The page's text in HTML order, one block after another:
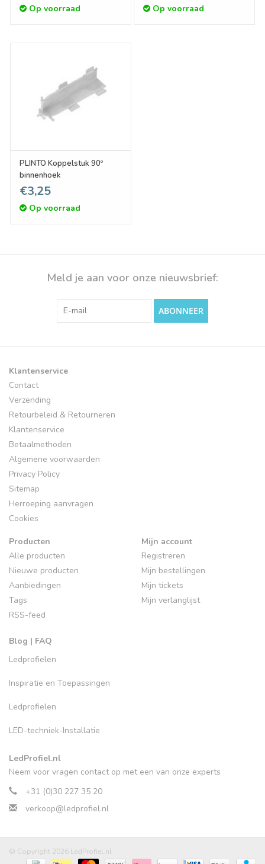
Op voorraad Op voorraad
PLINTO Koppelstuk 90º
binnenhoek
€3,25
Op voorraad
Meld je aan voor onze nieuwsbrief:
ABONNEER
Klantenservice
Contact
Verzending
Retourbeleid & Retourneren
Klantenservice
Betaalmethoden
Algemene voorwaarden
Privacy Policy
Sitemap
Herroeping aanvragen
Cookies
Producten
Alle producten
Nieuwe producten
Aanbiedingen
Tags
RSS-feed
Blog | FAQ
Ledprofielen
Inspiratie en Toepassingen
Ledprofielen
LED-techniek-Installatie
Mijn account
Registreren
Mijn bestellingen
Mijn tickets
Mijn verlanglijst
LedProfiel.nl
Neem voor vragen contact op met een van onze experts
+31 (0)30 227 35 20
verkoop@ledprofiel.nl
© Copyright 2026 LedProfiel.nl